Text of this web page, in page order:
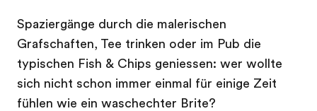
Spaziergänge durch die malerischen
Grafschaften, Tee trinken oder im Pub die
typischen Fish & Chips geniessen: wer wollte
sich nicht schon immer einmal für einige Zeit
fühlen wie ein waschechter Brite?